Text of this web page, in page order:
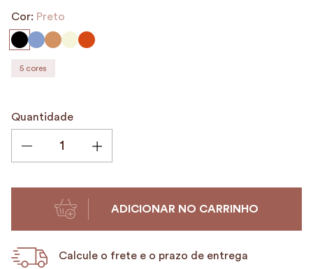
Cor: Preto
5 cores
Quantidade
ADICIONAR NO CARRINHO
Calcule o frete e o prazo de entrega
6 º
avental
7
nécessaire
8º
10º mala